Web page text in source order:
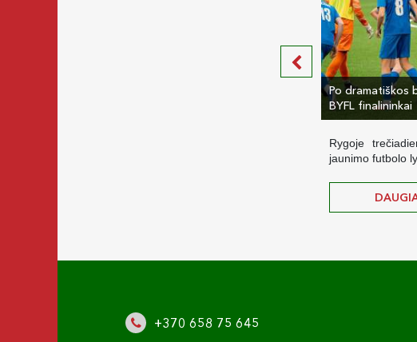
Po dramatiškos
BYFL finalininkai
Rygoje
jaunimo futbolo
+370 658 75 645